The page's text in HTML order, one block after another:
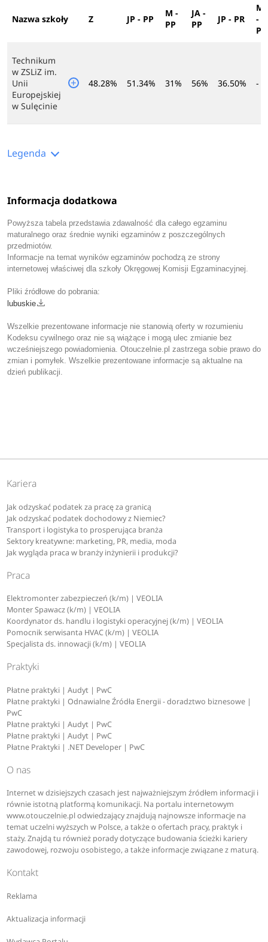
Nazwa szkoły Z JP - PP
M -
PP
JA -
PP
JP - PR
M
-
PR
Technikum
w ZSLiZ im.
Unii
Europejskiej
w Sulęcinie
48.28% 51.34% 31% 56% 36.50% -
Legenda
Informacja dodatkowa
Powyższa tabela przedstawia zdawalność dla całego egzaminu
maturalnego oraz średnie wyniki egzaminów z poszczególnych
przedmiotów.
Informacje na temat wyników egzaminów pochodzą ze strony
internetowej właściwej dla szkoły Okręgowej Komisji Egzaminacyjnej.
Pliki źródłowe do pobrania:
lubuskie
Wszelkie prezentowane informacje nie stanowią oferty w rozumieniu
Kodeksu cywilnego oraz nie są wiążące i mogą ulec zmianie bez
wcześniejszego powiadomienia. Otouczelnie.pl zastrzega sobie prawo do
zmian i pomyłek. Wszelkie prezentowane informacje są aktualne na
dzień publikacji.
Kariera
Jak odzyskać podatek za pracę za granicą
Jak odzyskać podatek dochodowy z Niemiec?
Transport i logistyka to prosperująca branża
Sektory kreatywne: marketing, PR, media, moda
Jak wygląda praca w branży inżynierii i produkcji?
Praca
Elektromonter zabezpieczeń (k/m) | VEOLIA
Monter Spawacz (k/m) | VEOLIA
Koordynator ds. handlu i logistyki operacyjnej (k/m) | VEOLIA
Pomocnik serwisanta HVAC (k/m) | VEOLIA
Specjalista ds. innowacji (k/m) | VEOLIA
Praktyki
Płatne praktyki | Audyt | PwC
Płatne praktyki | Odnawialne Źródła Energii - doradztwo biznesowe |
PwC
Płatne praktyki | Audyt | PwC
Płatne praktyki | Audyt | PwC
Płatne Praktyki | .NET Developer | PwC
O nas
Internet w dzisiejszych czasach jest najważniejszym źródłem informacji i
równie istotną platformą komunikacji. Na portalu internetowym
www.otouczelnie.pl odwiedzający znajdują najnowsze informacje na
temat uczelni wyższych w Polsce, a także o ofertach pracy, praktyk i
staży. Znajdą tu również porady dotyczące budowania ścieżki kariery
zawodowej, rozwoju osobistego, a także informacje związane z maturą.
Kontakt
Reklama
Aktualizacja informacji